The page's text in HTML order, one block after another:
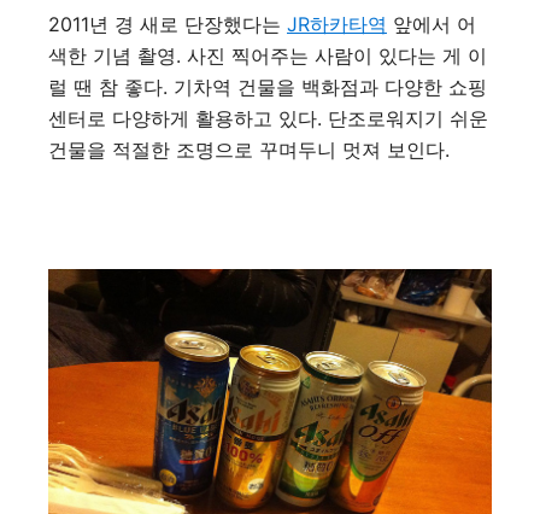
2011년 경 새로 단장했다는 JR하카타역 앞에서 어
색한 기념 촬영. 사진 찍어주는 사람이 있다는 게 이
럴 땐 참 좋다. 기차역 건물을 백화점과 다양한 쇼핑
센터로 다양하게 활용하고 있다. 단조로워지기 쉬운
건물을 적절한 조명으로 꾸며두니 멋져 보인다.